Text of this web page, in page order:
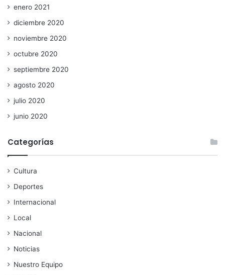
enero 2021
diciembre 2020
noviembre 2020
octubre 2020
septiembre 2020
agosto 2020
julio 2020
junio 2020
Categorías
Cultura
Deportes
Internacional
Local
Nacional
Noticias
Nuestro Equipo